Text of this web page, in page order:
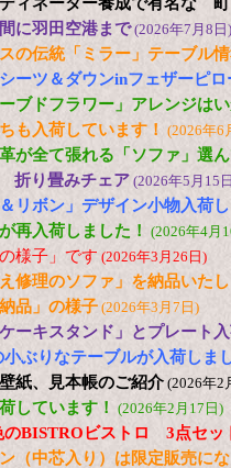
に羽田空港まで(2026年7月8日)
の伝統「ミラー」テーブル
ーツ＆ダウンinフェザーピ
ブドフラワー」アレンジは
も入荷しています！ (2026年6
が全て張れる「ソファ」選
折り畳みチェア (2026年5月15
リボン」デザイン小物入荷
再入荷しました！ (2026年4月
様子」です (2026年3月26日)
修理のソファ」を納品いた
品」の様子(2026年3月7日)
ーキスタンド」とプレート
ぶりなテーブルが入荷しま
紙、見本帳のご紹介 (2026年2
しています！ (2026年2月17日)
のBISTROビストロ 3点セッ
（中芯入り）は限定販売に